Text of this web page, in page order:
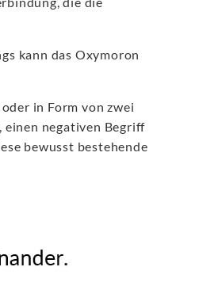
kann das Oxymoron
in Form von zwei
negativen Begriff
bewusst bestehende